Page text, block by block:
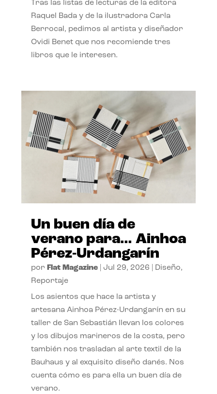
Tras las listas de lecturas de la editora
Raquel Bada y de la ilustradora Carla
Berrocal, pedimos al artista y diseñador
Ovidi Benet que nos recomiende tres
libros que le interesen.
Un buen día de
verano para… Ainhoa
Pérez-Urdangarín
por Flat Magazine| Jul 29, 2026 Diseño,
Reportaje
Los asientos que hace la artista y
artesana Ainhoa Pérez-Urdangarín en su
taller de San Sebastián llevan los colores
y los dibujos marineros de la costa, pero
también nos trasladan al arte textil de la
Bauhaus y al exquisito diseño danés. Nos
cuenta cómo es para ella un buen día de
verano.